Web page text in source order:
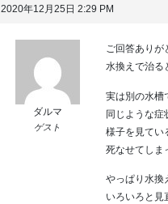
2020年12月25日 2:29 PM
ダルマ
ゲスト
ご回答ありが
水換えで治る
実は別の水槽
同じような症
様子を見てい
死なせてしま
やっぱり水換
いろいろと見